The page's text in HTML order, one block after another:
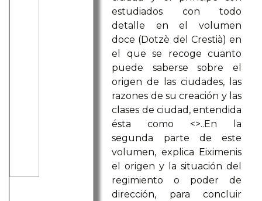
estudiados con todo
detalle en el volumen
doce (Dotzè del Crestià) en
el que se recoge cuanto
puede saberse sobre el
origen de las ciudades, las
razones de su creación y las
clases de ciudad, entendida
ésta como <>..En la
segunda parte de este
volumen, explica Eiximenis
el origen y la situación del
regimiento o poder de
dirección, para concluir